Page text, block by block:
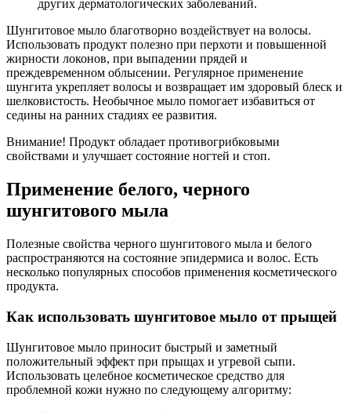
других дерматологических заболеваний.
Шунгитовое мыло благотворно воздействует на волосы.
Использовать продукт полезно при перхоти и повышенной
жирности локонов, при выпадении прядей и
преждевременном облысении. Регулярное применение
шунгита укрепляет волосы и возвращает им здоровый блеск и
шелковистость. Необычное мыло помогает избавиться от
седины на ранних стадиях ее развития.
Внимание! Продукт обладает противогрибковыми
свойствами и улучшает состояние ногтей и стоп.
Применение белого, черного
шунгитового мыла
Полезные свойства черного шунгитового мыла и белого
распространяются на состояние эпидермиса и волос. Есть
несколько популярных способов применения косметического
продукта.
Как использовать шунгитовое мыло от прыщей
Шунгитовое мыло приносит быстрый и заметный
положительный эффект при прыщах и угревой сыпи.
Использовать целебное косметическое средство для
проблемной кожи нужно по следующему алгоритму: